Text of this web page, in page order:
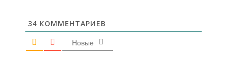
34 КОММЕНТАРИЕВ
Новые